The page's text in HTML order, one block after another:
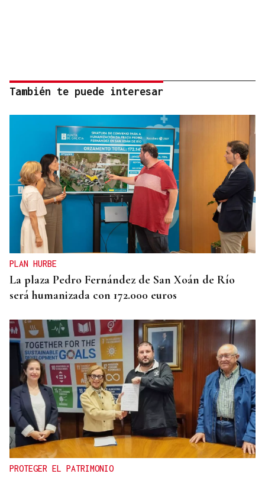
También te puede interesar
PLAN HURBE
La plaza Pedro Fernández de San Xoán de Río
será humanizada con 172.000 euros
PROTEGER EL PATRIMONIO